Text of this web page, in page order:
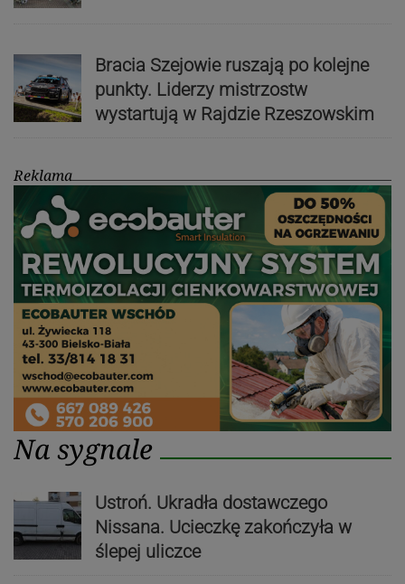
Bracia Szejowie ruszają po kolejne
punkty. Liderzy mistrzostw
wystartują w Rajdzie Rzeszowskim
Reklama
Na sygnale
Ustroń. Ukradła dostawczego
Nissana. Ucieczkę zakończyła w
ślepej uliczce